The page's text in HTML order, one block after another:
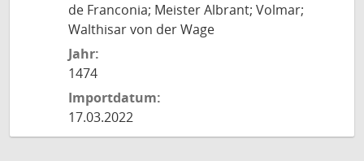
de Franconia; Meister Albrant; Volmar;
Walthisar von der Wage
Jahr:
1474
Importdatum:
17.03.2022